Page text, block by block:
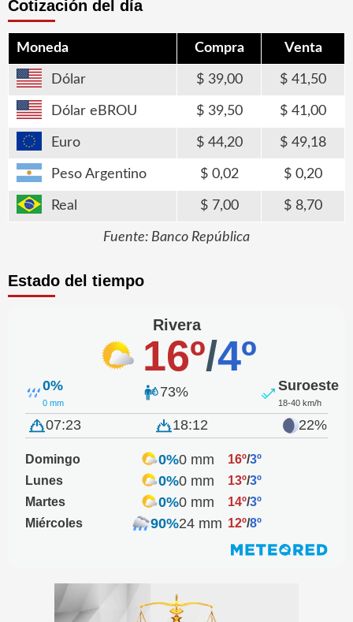
Cotización del día
Moneda Compra Venta
Dólar 39,00 41,50
Dólar eBROU 39,50 41,00
Euro 44,20 49,18
Peso Argentino 0,02 0,20
Real 7,00 8,70
Fuente: Banco República
Estado del tiempo
Rivera
16º/4º
0%
0 mm
73% Suroeste
18-40 km/h
07:23 18:12 22%
Domingo 0%0 mm 16º/3º
Lunes
0%0 mm 13º/3º
Martes
0%0 mm 14º/3º
Miércoles
90%24 mm 12º/8º